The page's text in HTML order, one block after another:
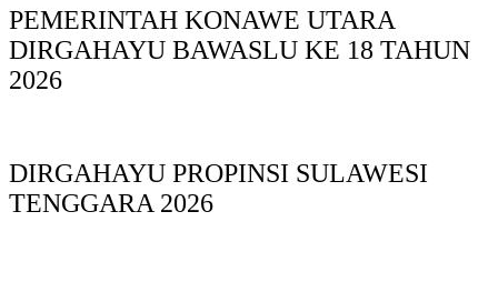
PEMERINTAH KONAWE UTARA
DIRGAHAYU BAWASLU KE 18 TAHUN
2026
DIRGAHAYU PROPINSI SULAWESI
TENGGARA 2026